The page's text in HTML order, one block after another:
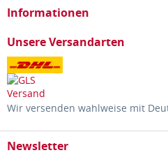
Informationen
Unsere Versandarten
Wir versenden wahlweise mit
Newsletter